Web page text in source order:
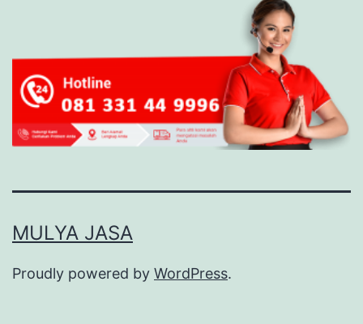
MULYA JASA
Proudly powered by WordPress.